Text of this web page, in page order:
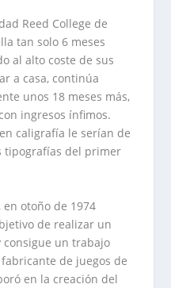
Reed College de
tan solo 6 meses
al alto coste de sus
a casa, continúa
unos 18 meses más,
ingresos ínfimos.
caligrafía le serían de
tipografías del primer
en otoño de 1974
de realizar un
un trabajo
de juegos de
en la creación del